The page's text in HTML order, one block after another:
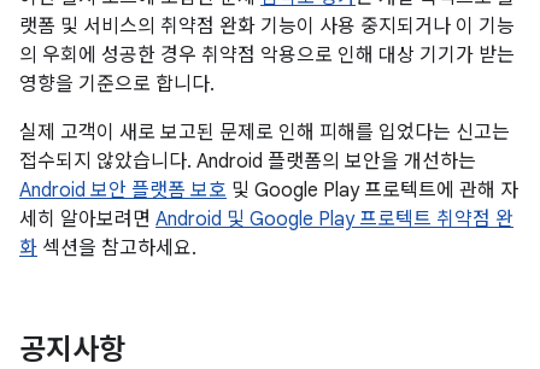
랫폼 및 서비스의 취약점 완화 기능이 사용 중지되거나 이 기능
의 우회에 성공한 경우 취약점 악용으로 인해 대상 기기가 받는
영향을 기준으로 합니다.
실제 고객이 새로 보고된 문제로 인해 피해를 입었다는 신고는
접수되지 않았습니다. Android 플랫폼의 보안을 개선하는
Android 보안 플랫폼 보호 및 Google Play 프로텍트에 관해 자
세히 알아보려면 Android 및 Google Play 프로텍트 취약점 완
화 섹션을 참고하세요.
공지사항